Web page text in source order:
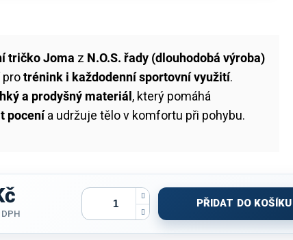
tričko Joma z N.O.S. řady (dlouhodobá výroba)
protrénink i každodenní sportovní využití.
a prodyšný materiál, který pomáhá
pocenía udržuje tělo v komfortu při pohybu.
PŘIDAT DO KOŠÍKU